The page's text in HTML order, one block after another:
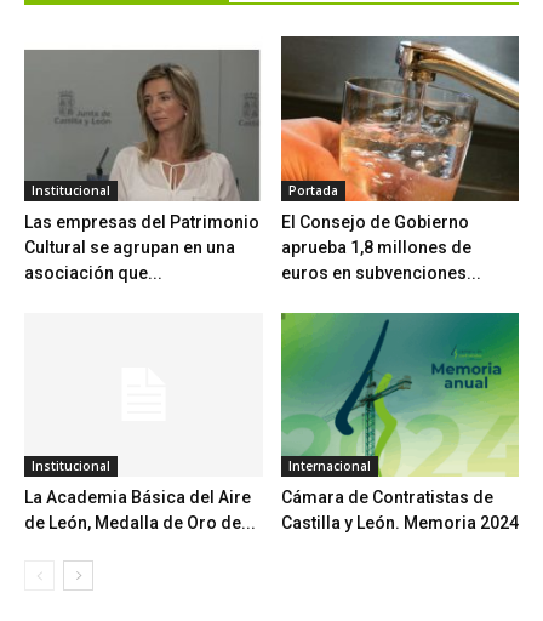
Institucional
Las empresas del Patrimonio
Cultural se agrupan en una
asociación que...
Portada
El Consejo de Gobierno
aprueba 1,8 millones de
euros en subvenciones...
Institucional
La Academia Básica del Aire
de León, Medalla de Oro de...
Internacional
Cámara de Contratistas de
Castilla y León. Memoria 2024